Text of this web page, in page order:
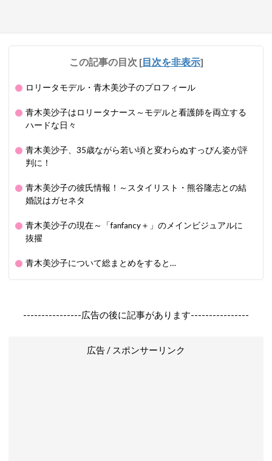
この記事の目次 [目次を非表示]
ロリータモデル・青木美沙子のプロフィール
青木美沙子はロリータナース～モデルと看護師を両立する
ハードな日々
青木美沙子、35歳ながら若い頃と変わらぬすっぴん姿が評
判に！
青木美沙子の彼氏情報！～スタイリスト・熊谷隆志との結
婚説はガセネタ
青木美沙子の現在～「fanfancy＋」のメインビジュアルに
抜擢
青木美沙子について総まとめをすると…
----------------広告の後に記事があります----------------
広告 / スポンサーリンク